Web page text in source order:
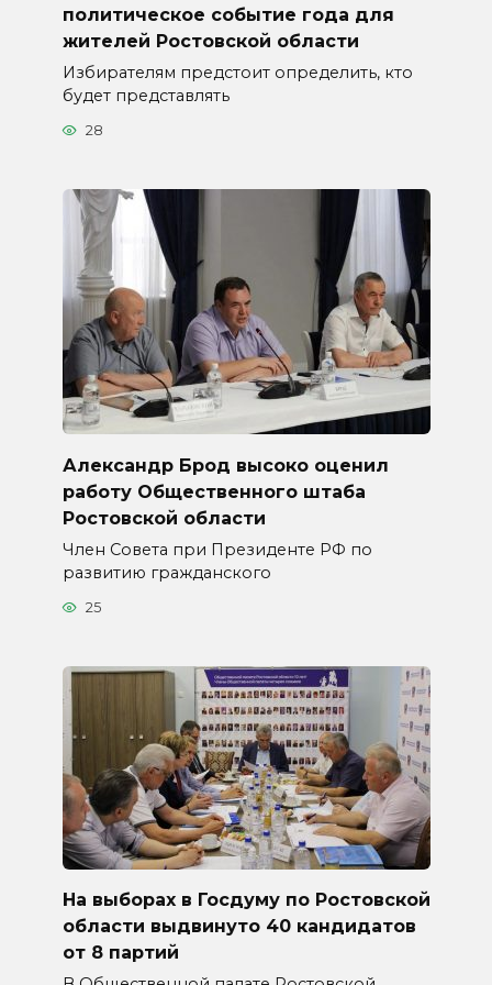
политическое событие года для
жителей Ростовской области
Избирателям предстоит определить, кто
будет представлять
28
Александр Брод высоко оценил
работу Общественного штаба
Ростовской области
Член Совета при Президенте РФ по
развитию гражданского
25
На выборах в Госдуму по Ростовской
области выдвинуто 40 кандидатов
от 8 партий